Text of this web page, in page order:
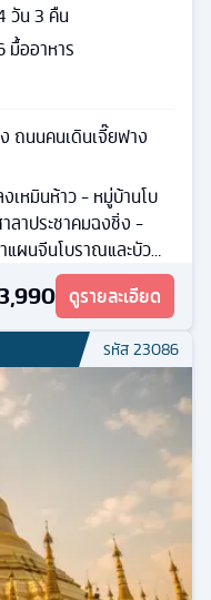
วัน3 คืน
มื้ออาหาร
ถนนคนเดินเจี๊ยฟาง
เหมินห้าว - หมู่บ้านโบ
าประชาคมฉงชิ่ง -
แผนจีนโบราณและบัว
ดูรายละเอียด
รหัส23086